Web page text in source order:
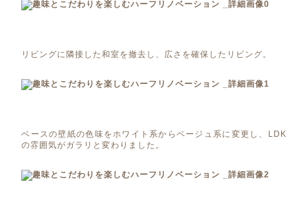
リビングに隣接した和室を撤去し、広さを確保したリビング。
ベースの壁紙の色味をホワイト系からベージュ系に変更し、LDK
の雰囲気がガラリと変わりました。